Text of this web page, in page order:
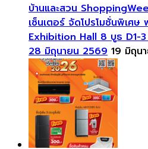
บ้านและสวน
เซ็นเตอร์ จัดโปรโมชั่นพิเศษ
Exhibition Hall 8 บูธ D1-
28 มิถุนายน 2569 19 มิถุน